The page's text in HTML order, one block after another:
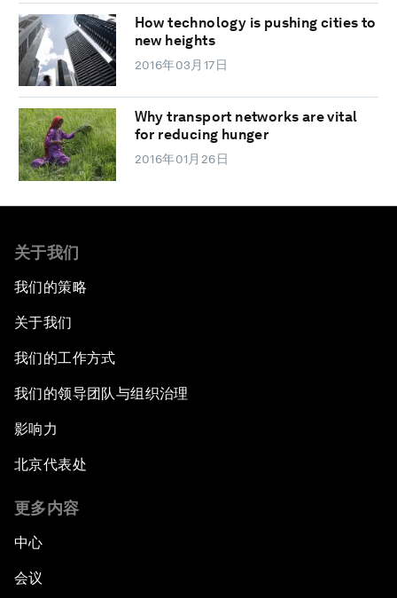
How technology is pushing cities to
new heights
2016年03月17日
Why transport networks are vital
for reducing hunger
2016年01月26日
关于我们
我们的策略
关于我们
我们的工作方式
我们的领导团队与组织治理
影响力
北京代表处
更多内容
中心
会议